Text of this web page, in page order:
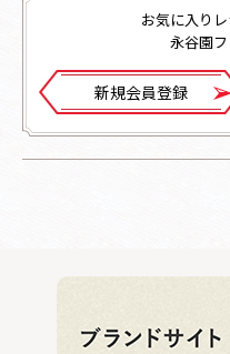
お気に入り
永谷園
新規会員登録